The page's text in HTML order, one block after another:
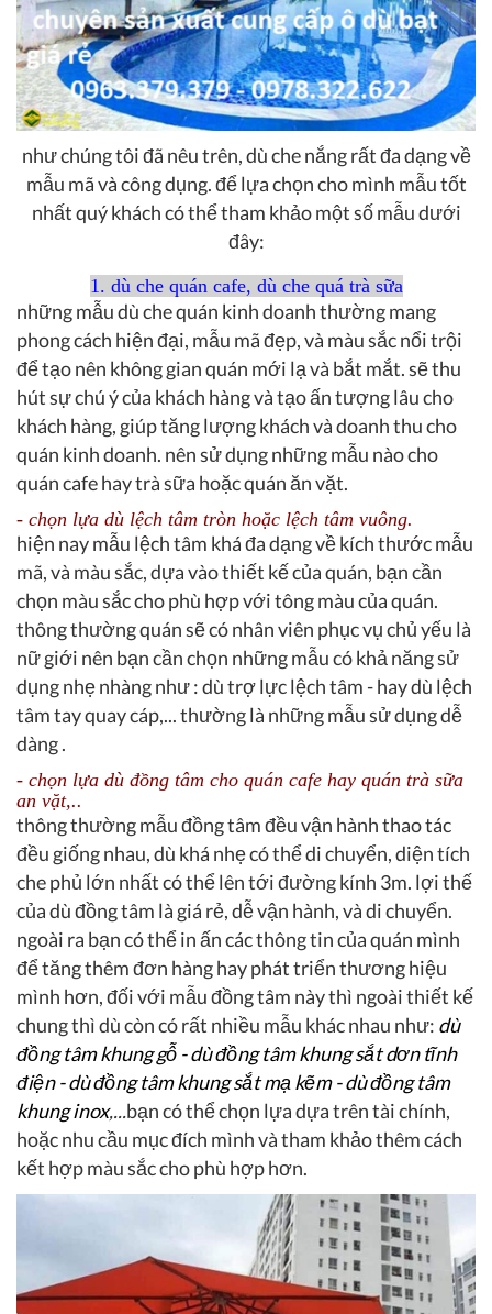
như chúng tôi đã nêu trên, dù che nắng rất đa dạng về
mẫu mã và công dụng. để lựa chọn cho mình mẫu tốt
nhất quý khách có thể tham khảo một số mẫu dưới
đây:
1. dù che quán cafe, dù che quá trà sữa
những mẫu dù che quán kinh doanh thường mang
phong cách hiện đại, mẫu mã đẹp, và màu sắc nổi trội
để tạo nên không gian quán mới lạ và bắt mắt. sẽ thu
hút sự chú ý của khách hàng và tạo ấn tượng lâu cho
khách hàng, giúp tăng lượng khách và doanh thu cho
quán kinh doanh. nên sử dụng những mẫu nào cho
quán cafe hay trà sữa hoặc quán ăn vặt.
- chọn lựa dù lệch tâm tròn hoặc lệch tâm vuông.
hiện nay mẫu lệch tâm khá đa dạng về kích thước mẫu
mã, và màu sắc, dựa vào thiết kế của quán, bạn cần
chọn màu sắc cho phù hợp với tông màu của quán.
thông thường quán sẽ có nhân viên phục vụ chủ yếu là
nữ giới nên bạn cần chọn những mẫu có khả năng sử
dụng nhẹ nhàng như : dù trợ lực lệch tâm - hay dù lệch
tâm tay quay cáp,... thường là những mẫu sử dụng dễ
dàng .
- chọn lựa dù đồng tâm cho quán cafe hay quán trà sữa
an vặt,..
thông thường mẫu đồng tâm đều vận hành thao tác
đều giống nhau, dù khá nhẹ có thể di chuyển, diện tích
che phủ lớn nhất có thể lên tới đường kính 3m. lợi thế
của dù đồng tâm là giá rẻ, dễ vận hành, và di chuyển.
ngoài ra bạn có thể in ấn các thông tin của quán mình
để tăng thêm đơn hàng hay phát triển thương hiệu
mình hơn, đối với mẫu đồng tâm này thì ngoài thiết kế
chung thì dù còn có rất nhiều mẫu khác nhau như: dù
đồng tâm khung gỗ - dù đồng tâm khung sắt dơn tĩnh
điện - dù đồng tâm khung sắt mạ kẽm - dù đồng tâm
khung inox,...bạn có thể chọn lựa dựa trên tài chính,
hoặc nhu cầu mục đích mình và tham khảo thêm cách
kết hợp màu sắc cho phù hợp hơn.